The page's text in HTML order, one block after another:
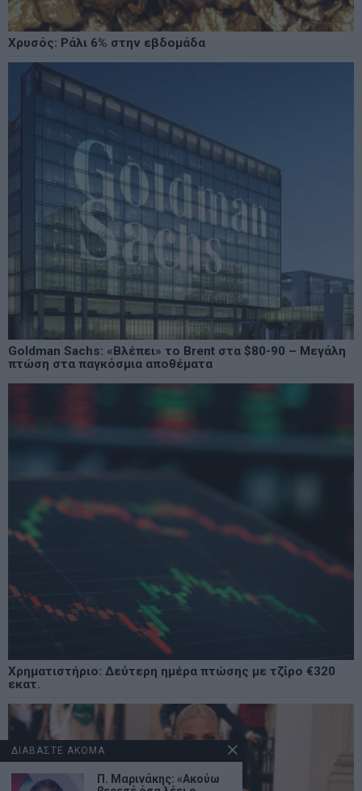
Χρυσός: Ράλι 6% στην εβδομάδα
Goldman Sachs: «Βλέπει» το Brent στα $80-90 – Μεγάλη
πτώση στα παγκόσμια αποθέματα
Χρηματιστήριο: Δεύτερη ημέρα πτώσης με τζίρο €320
εκατ.
ΔΙΑΒΑΣΤΕ ΑΚΟΜΑ
Π. Μαρινάκης: «Ακούω